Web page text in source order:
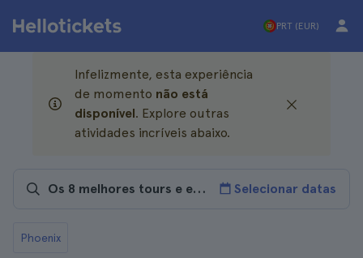
PRT (EUR)
Infelizmente, esta experiência
de momento não está
disponível. Explore outras
atividades incríveis abaixo.
Selecionar datas
Phoenix